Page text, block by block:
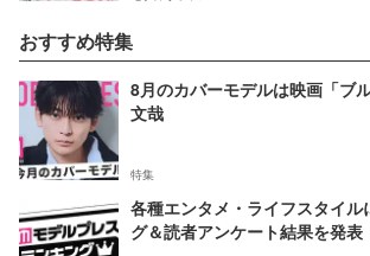
おすすめ特集
8月のカバーモデルは映画「ブ
文哉
特集
各種エンタメ・ライフスタイ
グ＆読者アンケート結果を発表